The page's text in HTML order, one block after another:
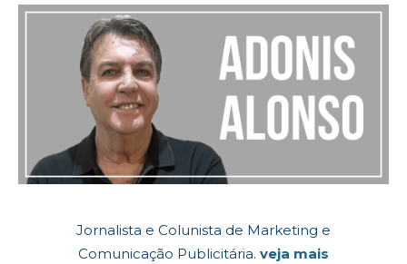
Jornalista e Colunista de Marketing e
Comunicação Publicitária. veja mais